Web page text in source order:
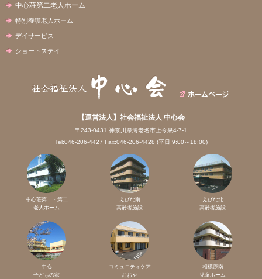
中心荘第二老人ホーム
特別養護老人ホーム
デイサービス
ショートステイ
【運営法人】社会福祉法人 中心会
〒243-0431 神奈川県海老名市上今泉4-7-1
Tel:046-206-4427 Fax:046-206-4428 (平日 9:00～18:00)
中心荘第一・第二
老人ホーム
えびな南
高齢者施設
えびな北
高齢者施設
中心
子どもの家
コミュニティケア
おおや
相模原南
児童ホーム